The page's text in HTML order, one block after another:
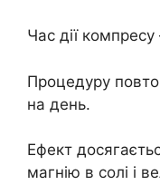
Час дії компресу
Процедуру
на день.
Ефект
магнію в солі і